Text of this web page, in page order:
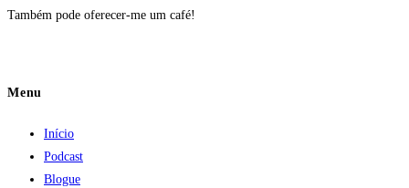
Também pode oferecer-me um café!
Menu
Início
Podcast
Blogue